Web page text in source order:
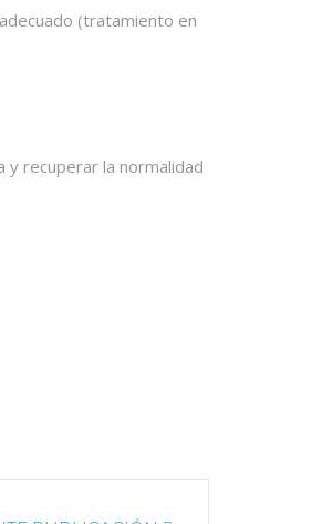
(tratamiento en
y recuperar la normalidad